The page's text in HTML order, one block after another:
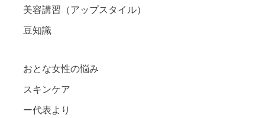
美容講習（アップスタイル）
豆知識
おとな女性の悩み
スキンケア
ー代表より